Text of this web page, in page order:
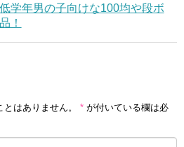
学年男の子向けな100均や段ボ
！
はありません。 * が付いている欄は必